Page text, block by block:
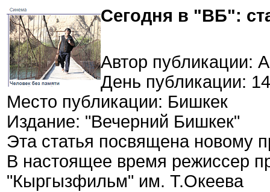
Сегодня в "ВБ":
Автор публикации:
День публикации:
Место публикации: Бишкек
Издание: "Вечерний Бишкек"
Эта статья посвящена новому
В настоящее время режиссер
"Кыргызфильм" им. Т.Океева